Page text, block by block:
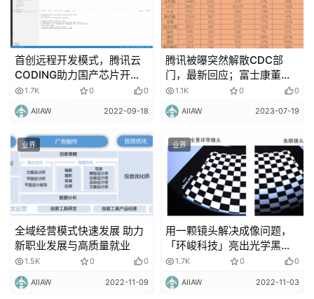
多
容
首创远程开发模式，腾讯云
CODING助力国产芯片开发
提质增效
1.7K 0 0
AIIAW 2022-09-18
腾讯被曝突然解散CDC部
门，最新回应；富士康董事
长否认苹果计划将供应链转
出中国大陆
1.1K 0 0
AIIAW 2023-07-19
业界
全域经营模式快速发展 助力
新职业发展与高质量就业
1.5K 0 0
AIIAW 2022-11-09
业界
用一颗镜头解决成像问题，
「环峻科技」亮出光学黑科
技1.7K 0 0
AIIAW 2022-11-03